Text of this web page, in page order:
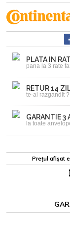
PLATA IN
pana la 3 rate
RETUR 14
te-ai razgandit
GARANTIE 3
la toate
Prețul afișat